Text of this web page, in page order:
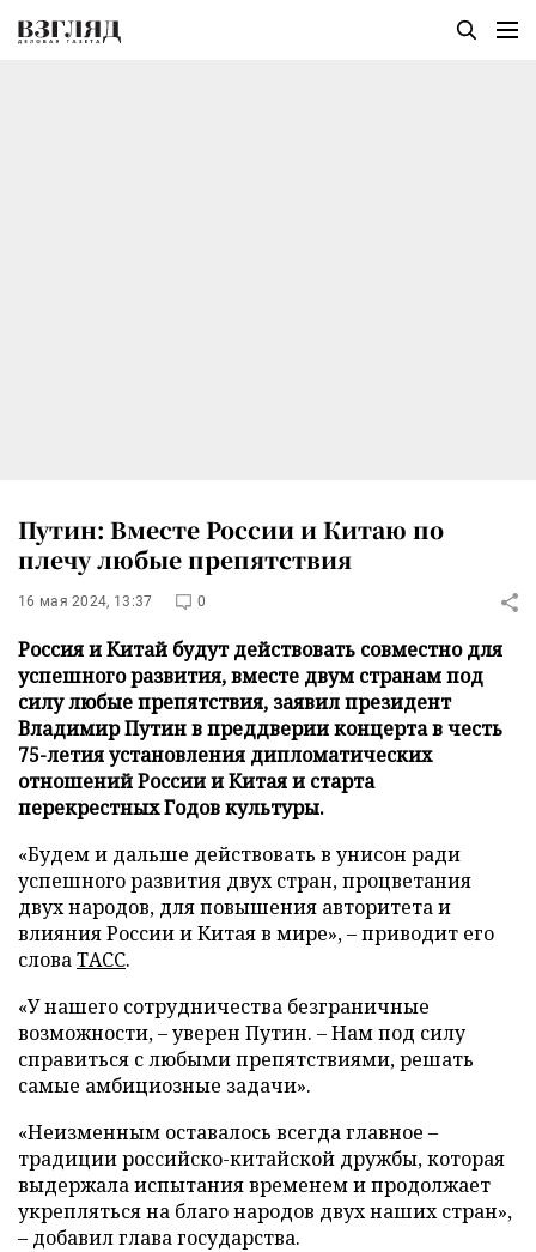
Путин: Вместе России и Китаю по
плечу любые препятствия
16 мая 2024, 13:37 0
Россия и Китай будут действовать совместно для
успешного развития, вместе двум странам под
силу любые препятствия, заявил президент
Владимир Путин в преддверии концерта в честь
75-летия установления дипломатических
отношений России и Китая и старта
перекрестных Годов культуры.
«Будем и дальше действовать в унисон ради
успешного развития двух стран, процветания
двух народов, для повышения авторитета и
влияния России и Китая в мире», – приводит его
словаТАСС.
«У нашего сотрудничества безграничные
возможности, – уверен Путин. – Нам под силу
справиться с любыми препятствиями, решать
самые амбициозные задачи».
«Неизменным оставалось всегда главное –
традиции российско-китайской дружбы, которая
выдержала испытания временем и продолжает
укрепляться на благо народов двух наших стран»,
– добавил глава государства.